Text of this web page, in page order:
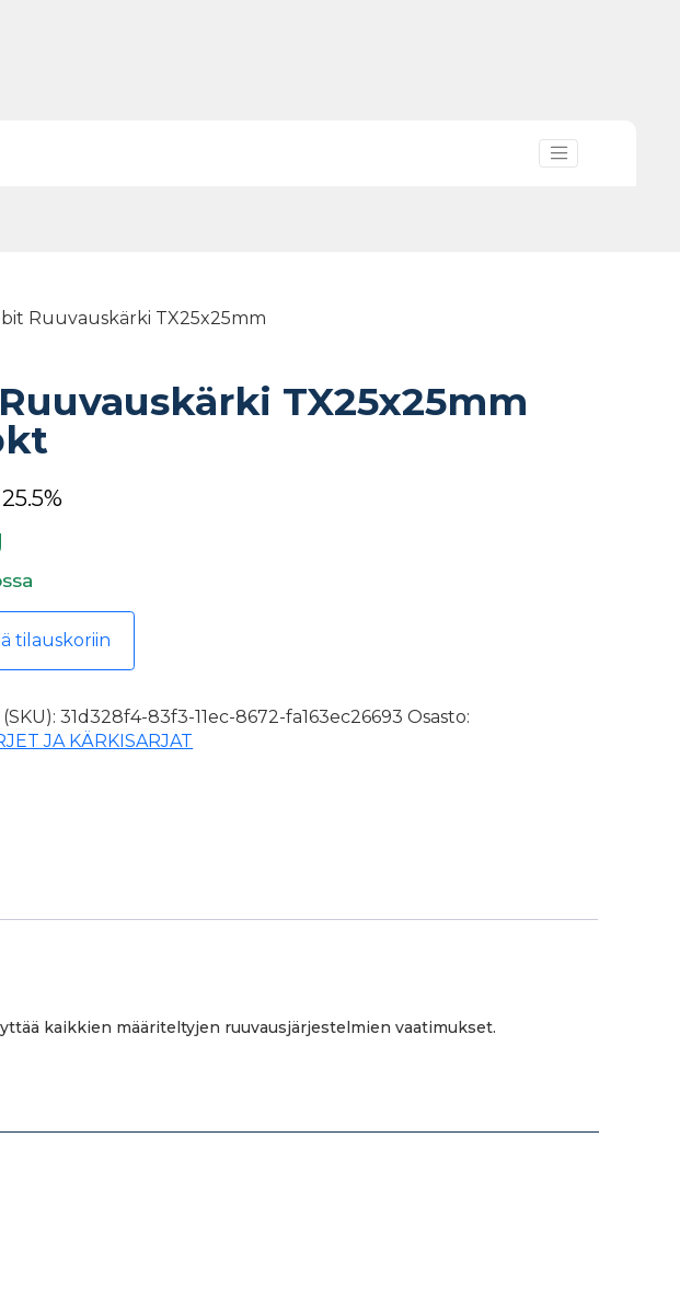
Ruuvauskärki TX25x25mm
TX25x25mm
TX25x25mm 3kpl/pkt määrä
tilauskoriin
31d328f4-83f3-11ec-8672-fa163ec26693 Osasto:
JA KÄRKISARJAT
kaikkien määriteltyjen ruuvausjärjestelmien vaatimukset.